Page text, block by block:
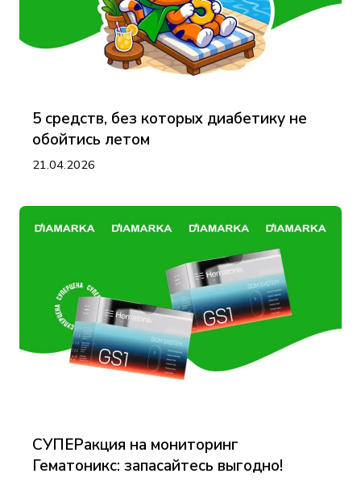
5 средств, без которых диабетику не
обойтись летом
21.04.2026
СУПЕРакция на мониторинг
Гематоникс: запасайтесь выгодно!